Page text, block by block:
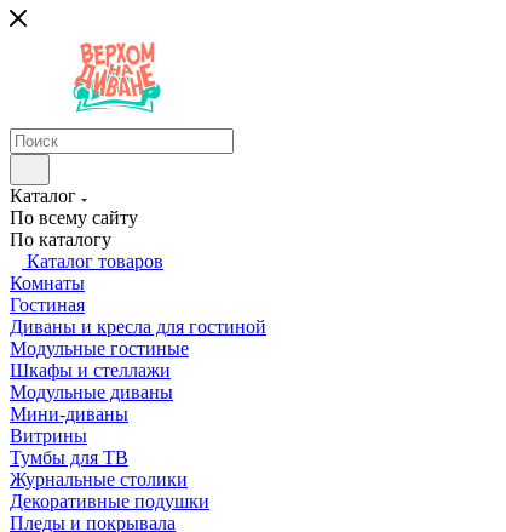
Каталог
По всему сайту
По каталогу
Каталог товаров
Комнаты
Гостиная
Диваны и кресла для гостиной
Модульные гостиные
Шкафы и стеллажи
Модульные диваны
Мини-диваны
Витрины
Тумбы для ТВ
Журнальные столики
Декоративные подушки
Пледы и покрывала